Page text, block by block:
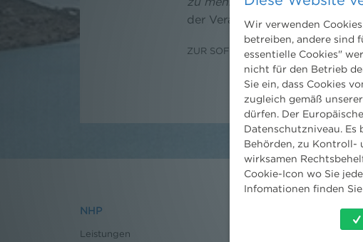
der Veranstaltung.
ZUR SOFORTIGEN
NHP
Leistungen
Wir verwenden
betreiben, andere sind
essentielle Cookies"
nicht für den Betrieb
Sie ein, dass Cookies
zugleich gemäß
dürfen. Der
Datenschutzniveau. Es
Behörden, zu Kontroll-
wirksamen
Cookie-Icon wo Sie
Infomationen finden